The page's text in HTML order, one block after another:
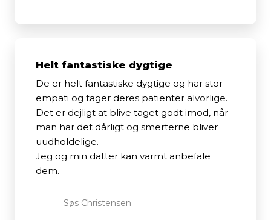
Helt fantastiske dygtige
De er helt fantastiske dygtige og har stor
empati og tager deres patienter alvorlige.
Det er dejligt at blive taget godt imod, når
man har det dårligt og smerterne bliver
uudholdelige.
Jeg og min datter kan varmt anbefale
dem.
Søs Christensen​